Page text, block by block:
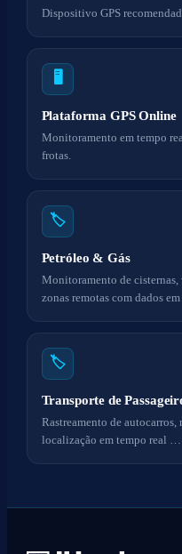
Dispositivo GPS
🖥️
Plataforma GPS Online
Monitoramento em tempo
frotas.
🏷️
Petróleo & Gás
Monitoramento de cisternas,
zonas remotas com dados
🏷️
Transporte de
Rastreamento de
localização em tempo real …